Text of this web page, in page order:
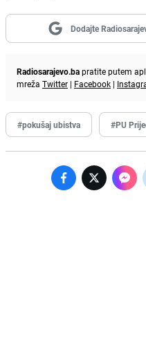
Dodajte
Radiosarajevo.bapratite putem
mreža Twitter | Facebook |
#pokušaj ubistva #PU